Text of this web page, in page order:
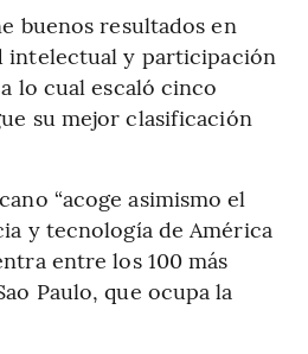
buenos resultados en
intelectual y participación
lo cual escaló cinco
su mejor clasificación
“acoge asimismo el
y tecnología de América
entre los 100 más
Paulo, que ocupa la